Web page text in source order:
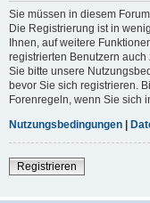
Sie müssen in diesem
Die Registrierung ist in
Ihnen, auf weitere
registrierten Benutzern
Sie bitte unsere
bevor Sie sich registrieren.
Forenregeln, wenn Sie sich
Nutzungsbedingungen |
Registrieren